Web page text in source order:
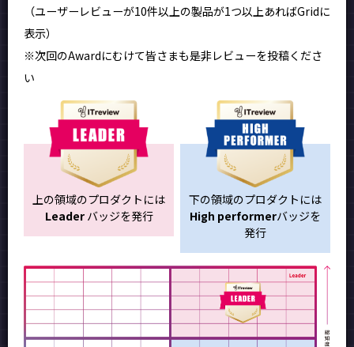
（ユーザーレビューが10件以上の製品が1つ以上あればGridに
表示）
※次回のAwardにむけて皆さまも是非レビューを投稿くださ
い
上の領域のプロダクトには
Leaderバッジを発行
下の領域のプロダクトには
High performerバッジを
発行